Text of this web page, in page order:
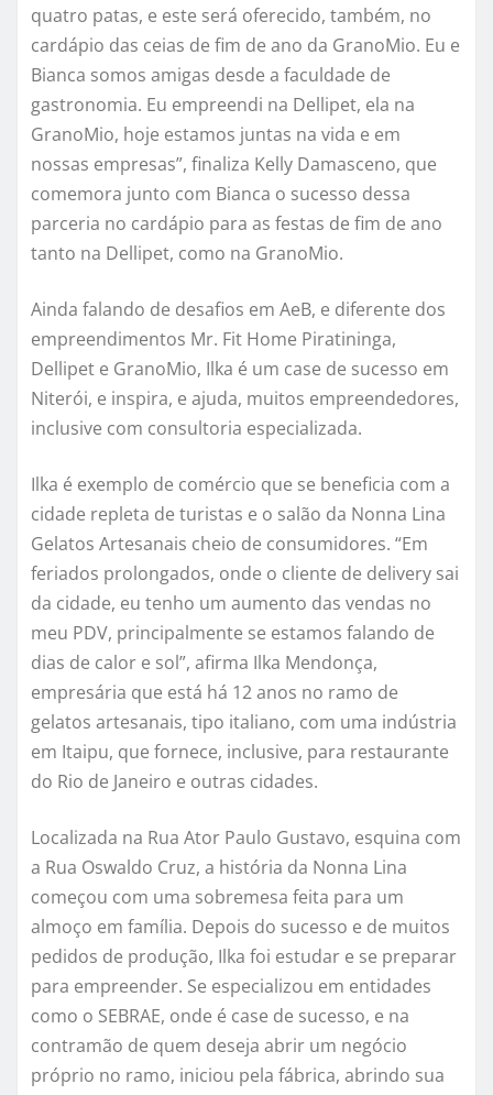
quatro patas, e este será oferecido, também, no
cardápio das ceias de fim de ano da GranoMio. Eu e
Bianca somos amigas desde a faculdade de
gastronomia. Eu empreendi na Dellipet, ela na
GranoMio, hoje estamos juntas na vida e em
nossas empresas”, finaliza Kelly Damasceno, que
comemora junto com Bianca o sucesso dessa
parceria no cardápio para as festas de fim de ano
tanto na Dellipet, como na GranoMio.
Ainda falando de desafios em AeB, e diferente dos
empreendimentos Mr. Fit Home Piratininga,
Dellipet e GranoMio, Ilka é um case de sucesso em
Niterói, e inspira, e ajuda, muitos empreendedores,
inclusive com consultoria especializada.
Ilka é exemplo de comércio que se beneficia com a
cidade repleta de turistas e o salão da Nonna Lina
Gelatos Artesanais cheio de consumidores. “Em
feriados prolongados, onde o cliente de delivery sai
da cidade, eu tenho um aumento das vendas no
meu PDV, principalmente se estamos falando de
dias de calor e sol”, afirma Ilka Mendonça,
empresária que está há 12 anos no ramo de
gelatos artesanais, tipo italiano, com uma indústria
em Itaipu, que fornece, inclusive, para restaurante
do Rio de Janeiro e outras cidades.
Localizada na Rua Ator Paulo Gustavo, esquina com
a Rua Oswaldo Cruz, a história da Nonna Lina
começou com uma sobremesa feita para um
almoço em família. Depois do sucesso e de muitos
pedidos de produção, Ilka foi estudar e se preparar
para empreender. Se especializou em entidades
como o SEBRAE, onde é case de sucesso, e na
contramão de quem deseja abrir um negócio
próprio no ramo, iniciou pela fábrica, abrindo sua